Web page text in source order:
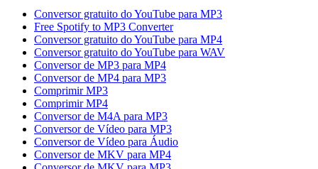
Conversor gratuito do YouTube para MP3
Free Spotify to MP3 Converter
Conversor gratuito do YouTube para MP4
Conversor gratuito do YouTube para WAV
Conversor de MP3 para MP4
Conversor de MP4 para MP3
Comprimir MP3
Comprimir MP4
Conversor de M4A para MP3
Conversor de Vídeo para MP3
Conversor de Vídeo para Áudio
Conversor de MKV para MP4